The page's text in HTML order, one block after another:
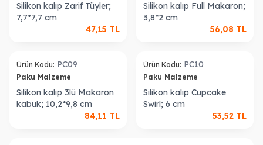
Silikon kalıp Zarif Tüyler;
7,7*7,7 cm
47,15 TL
Silikon kalıp Full Makaron;
3,8*2 cm
56,08 TL
Ürün Kodu: PC09
Paku Malzeme
Silikon kalıp 3lü Makaron
kabuk; 10,2*9,8 cm
84,11 TL
Ürün Kodu: PC10
Paku Malzeme
Silikon kalıp Cupcake
Swirl; 6 cm
53,52 TL